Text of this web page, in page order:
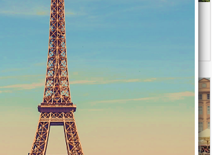
남미+파타고니아 27일
페루, 볼리비아, 칠레, 아르헨티나, 브라질 5개